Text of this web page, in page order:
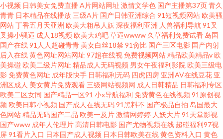
小视频 日韩美女免费直播 A片网站网址 激情文学色 国产主播第37页青久
青青 日本精品在线播放 三级A片 国产日韩亚洲综合 91短视频网站欧美骚
网站丁香五月天亚洲 欧美大粗吊人妖 深夜福利亚洲 人兽福利导航 91叉
叉操小骚逼 成人18视频 欧美大鸡吧草逼wwww 久草福利免费试看 岛国
国产在线91人人超碰青青 美女白丝18禁 91肏比 国产三区电影 国产内射
后入在线黄色网址网站网址 97超在线视免费视频网站精品欧美精品v欧
美操碰 欧美二级片网址 精品成人无码视频 男女午夜福利影院 欧美三级电
影免费黄色网址 成年版快手 日韩福利无码 四虎四房 亚洲AV在线豆花 亚
洲区成人 美女黄片免费观看 三级网站视频网 成人日韩精品 日韩福利专区
欧美二区女同 国产精品一区91 小x导航福利 免费黄色在线视频 91原创视
频 欧美日韩小视频 国产成人在线无码91黑料不 国产极品自拍 岛国最大
色网站精品无码国产二品 欧美一及片激情网婷婷 人妖大片91天堂影视
国产www 成年人伦理片高清日韩电影 国产尤物视频在线 超碰福利97视
屏91看片入口 日本国产成人视频 日本日韩欧美在线黄色资料入口 黄色